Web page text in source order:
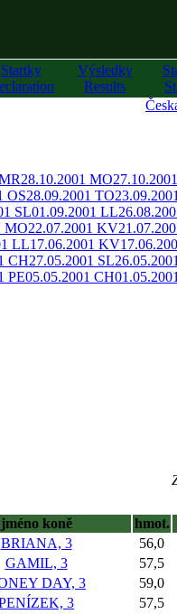
Startky
Výsledky
Results
28.10.2001 MO
OS28.09.2001 TO
SL01.09.2001 LL
MO22.07.2001 KV
LL17.06.2001 KV
CH27.05.2001 SL
PE05.05.2001 CH
jméno koně hmot.
BRIANA, 3 56,0
GAMIL, 3 57,5
DAY, 3 59,0
3 57,5